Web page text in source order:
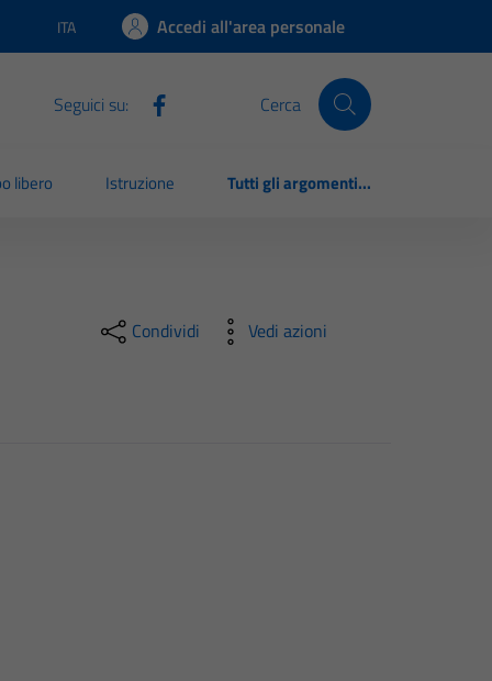
Lingua attiva:
ITA Accedi all'area personale
Seguici su: Cerca
libero Istruzione Tutti gli argomenti...
Condividi Vedi azioni